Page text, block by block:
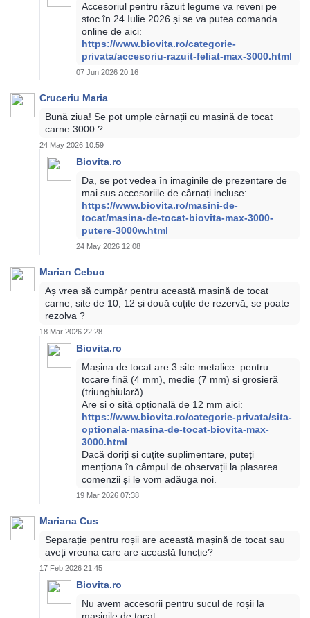
Accesoriul pentru răzuit legume va reveni pe
stoc în 24 Iulie 2026 și se va putea comanda
online de aici:
https://www.biovita.ro/categorie-
privata/accesoriu-razuit-feliat-max-3000.html
07 Jun 2026 20:16
Cruceriu Maria
Bună ziua! Se pot umple cârnații cu mașină de tocat
carne 3000 ?
24 May 2026 10:59
Biovita.ro
Da, se pot vedea în imaginile de prezentare de
mai sus accesoriile de cârnați incluse:
https://www.biovita.ro/masini-de-
tocat/masina-de-tocat-biovita-max-3000-
putere-3000w.html
24 May 2026 12:08
Marian Cebuc
Aș vrea să cumpăr pentru această mașină de tocat
carne, site de 10, 12 și două cuțite de rezervă, se poate
rezolva ?
18 Mar 2026 22:28
Biovita.ro
Mașina de tocat are 3 site metalice: pentru
tocare fină (4 mm), medie (7 mm) și grosieră
(triunghiulară)
Are și o sită opțională de 12 mm aici:
https://www.biovita.ro/categorie-privata/sita-
optionala-masina-de-tocat-biovita-max-
3000.html
Dacă doriți și cuțite suplimentare, puteți
menționa în câmpul de observații la plasarea
comenzii și le vom adăuga noi.
19 Mar 2026 07:38
Mariana Cus
Separație pentru roșii are această mașină de tocat sau
aveți vreuna care are această funcție?
17 Feb 2026 21:45
Biovita.ro
Nu avem accesorii pentru sucul de roșii la